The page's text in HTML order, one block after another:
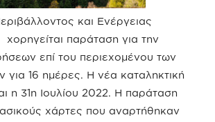
και Ενέργειας
παράταση για την
επί του περιεχομένου των
για 16 ημέρες. Η νέα καταληκτική
η 31η Ιουλίου 2022. Η παράταση
χάρτες που αναρτήθηκαν